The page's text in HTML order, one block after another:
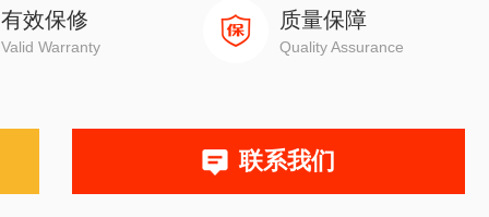
有效保修
Valid Warranty
质量保障
Quality Assurance
联系我们